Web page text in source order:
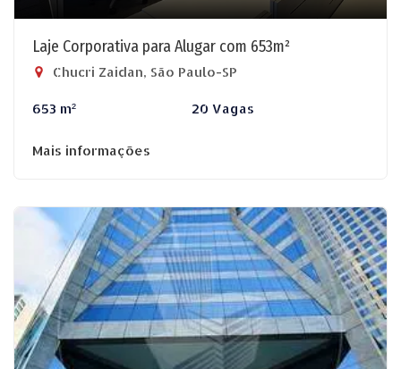
Laje Corporativa para Alugar com 653m²
Chucri Zaidan, São Paulo-SP
653 m² 20 Vagas
Mais informações